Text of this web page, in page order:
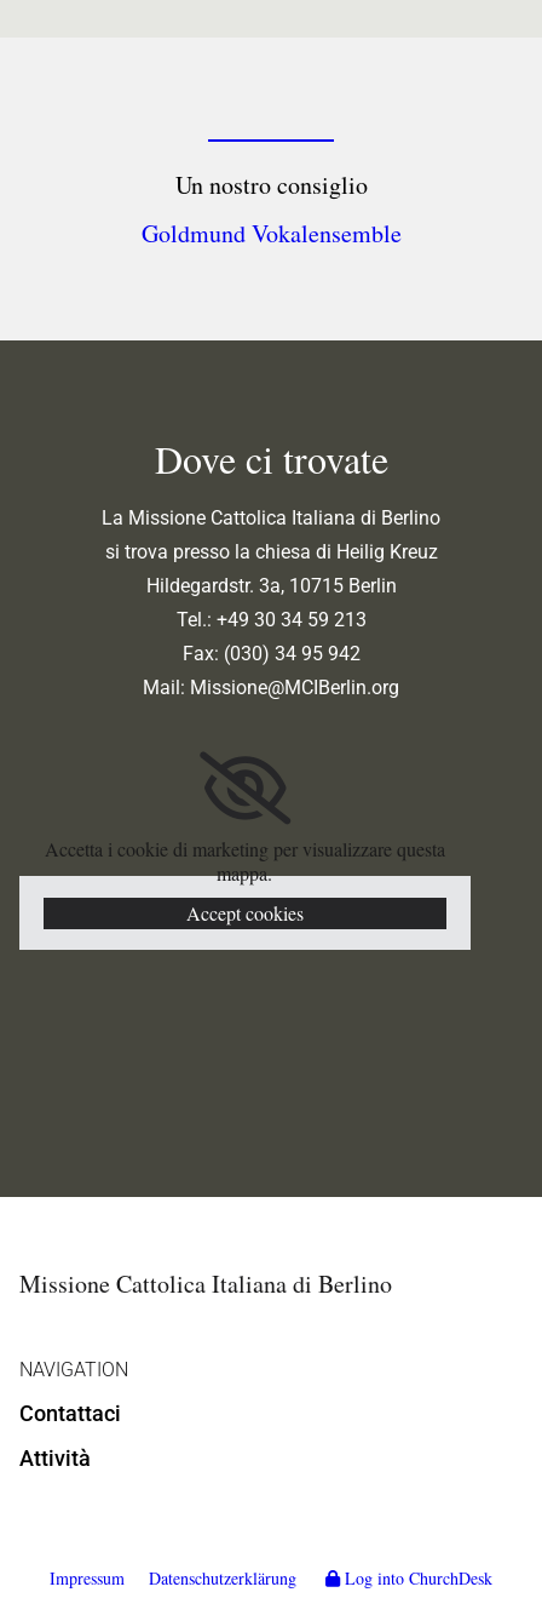
Un nostro consiglio
Goldmund Vokalensemble
Dove ci trovate
La Missione Cattolica Italiana di Berlino
si trova presso la chiesa di Heilig Kreuz
Hildegardstr. 3a, 10715 Berlin
Tel.: +49 30 34 59 213
Fax: (030) 34 95 942
Mail: Missione@MCIBerlin.org
Accetta i cookie di marketing per visualizzare questa
mappa.
Accept cookies
Missione Cattolica Italiana di Berlino
NAVIGATION
Contattaci
Attività
Impressum Datenschutzerklärung Log into ChurchDesk